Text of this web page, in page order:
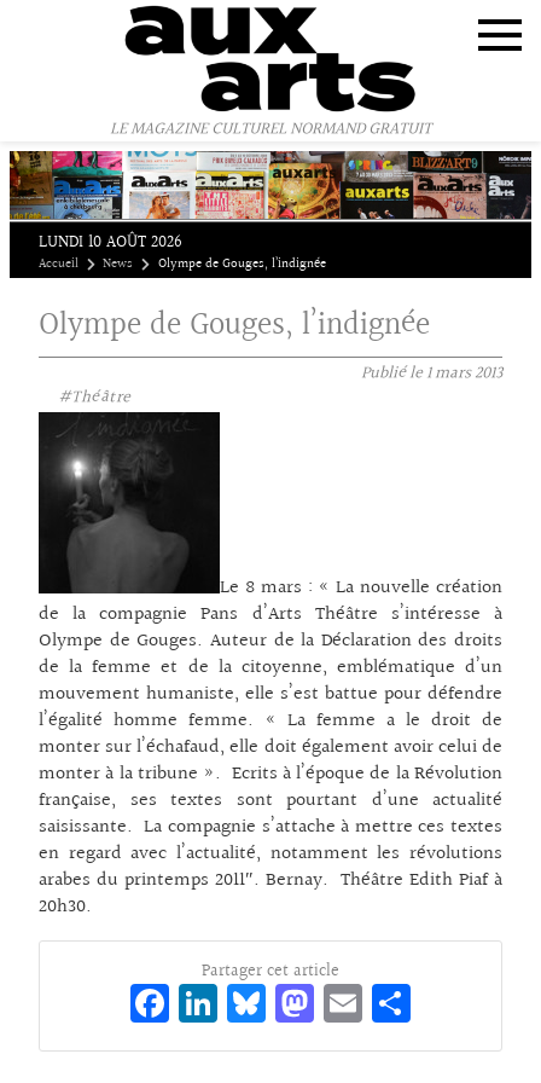
LE MAGAZINE CULTUREL NORMAND GRATUIT
LUNDI 10 AOÛT 2026
Accueil News Olympe de Gouges, l’indignée
Olympe de Gouges, l’indignée
Publié le1 mars 2013
#Théâtre
Le 8 mars : « La nouvelle création
de la compagnie Pans d’Arts Théâtre s’intéresse à
Olympe de Gouges. Auteur de la Déclaration des droits
de la femme et de la citoyenne, emblématique d’un
mouvement humaniste, elle s’est battue pour défendre
l’égalité homme femme. « La femme a le droit de
monter sur l’échafaud, elle doit également avoir celui de
monter à la tribune ». Ecrits à l’époque de la Révolution
française, ses textes sont pourtant d’une actualité
saisissante. La compagnie s’attache à mettre ces textes
en regard avec l’actualité, notamment les révolutions
arabes du printemps 2011″. Bernay. Théâtre Edith Piaf à
20h30.
Partager cet article
Fa
ce
Li
n
Bl
ue
M
as
E
m rt
Panneau de gestion des cookies